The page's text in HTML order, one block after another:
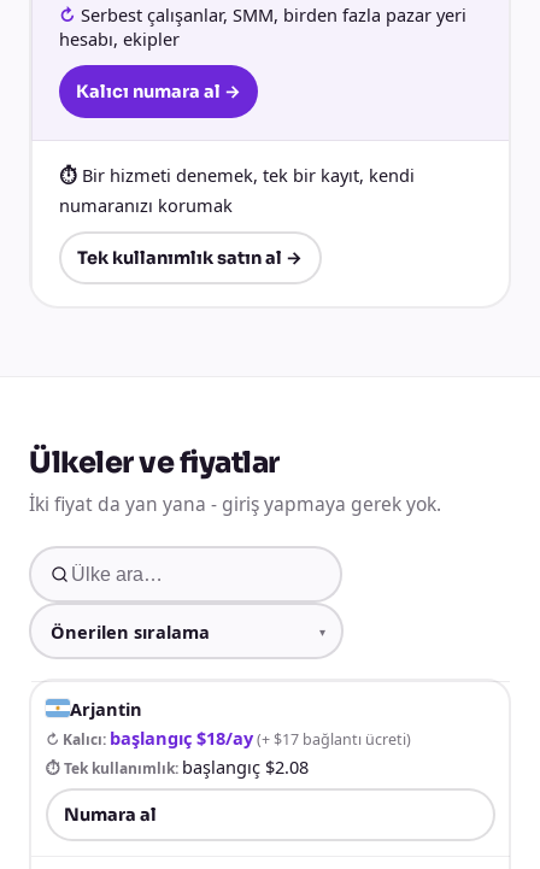
Serbest çalışanlar, SMM, birden fazla pazar yeri
hesabı, ekipler
Kalıcı numara al →
Bir hizmeti denemek, tek bir kayıt, kendi
numaranızı korumak
Tek kullanımlık satın al →
Ülkeler ve fiyatlar
İki fiyat da yan yana - giriş yapmaya gerek yok.
Arjantin
↻ Kalıcı: başlangıç $18/ay(+ $17 bağlantı ücreti)
⏱ Tek kullanımlık: başlangıç $2.08
Numara al